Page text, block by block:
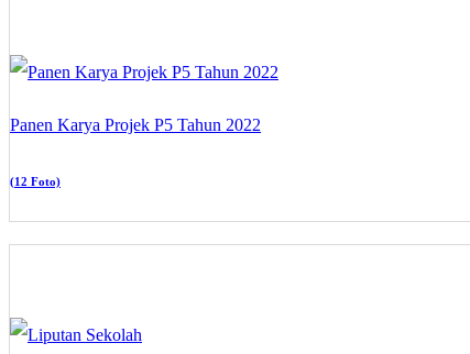
Panen Karya Projek P5 Tahun 2022
(12 Foto)